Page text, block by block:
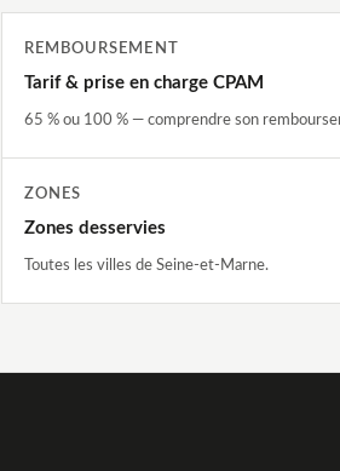
REMBOURSEMENT
Tarif & prise en charge CPAM
65 % ou 100 % — comprendre son
ZONES
Zones desservies
Toutes les villes de Seine-et-Marne.